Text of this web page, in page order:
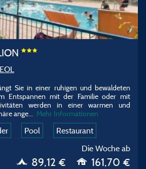
Sie in einer ruhigen und bewaldeten
Entspannen mit der Familie oder mit
werden in einer warmen und
ange
Mehr Informationen
Pool
Restaurant
Die Woche ab
89,12 € 161,70 €